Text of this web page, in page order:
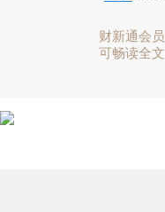
财新通会员
可畅读全文